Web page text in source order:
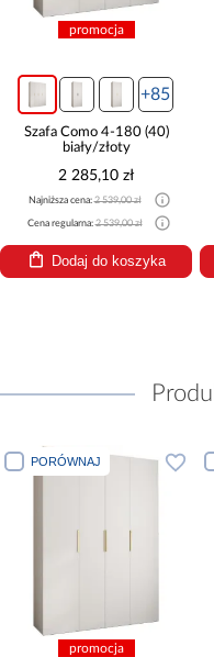
promocja
+85
Szafa Como 4-180 (40)
biały/złoty
2 285,10 zł
Najniższa cena:2 539,00 zł
Cena regularna:2 539,00 zł
Dodaj do koszyka
PORÓWNAJ
promocja